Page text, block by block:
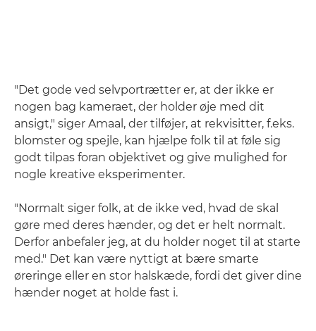
"Det gode ved selvportrætter er, at der ikke er
nogen bag kameraet, der holder øje med dit
ansigt," siger Amaal, der tilføjer, at rekvisitter, f.eks.
blomster og spejle, kan hjælpe folk til at føle sig
godt tilpas foran objektivet og give mulighed for
nogle kreative eksperimenter.
"Normalt siger folk, at de ikke ved, hvad de skal
gøre med deres hænder, og det er helt normalt.
Derfor anbefaler jeg, at du holder noget til at starte
med." Det kan være nyttigt at bære smarte
øreringe eller en stor halskæde, fordi det giver dine
hænder noget at holde fast i.